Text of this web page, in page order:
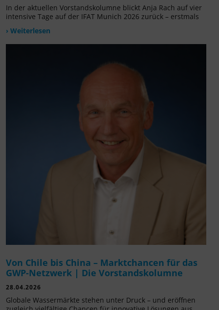
In der aktuellen Vorstandskolumne blickt Anja Rach auf vier
intensive Tage auf der IFAT Munich 2026 zurück – erstmals
› Weiterlesen
Von Chile bis China – Marktchancen für das
GWP-Netzwerk | Die Vorstandskolumne
28.04.2026
Globale Wassermärkte stehen unter Druck – und eröffnen